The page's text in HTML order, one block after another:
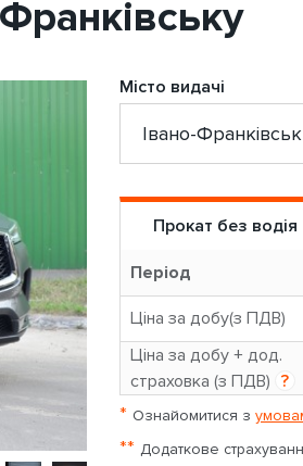
Місто видачі
Прокат без водія
Період
Ціна за добу(з ПДВ)
Ціна за добу + дод.
страховка (з ПДВ) ?
* Ознайомитися з
** Додаткове